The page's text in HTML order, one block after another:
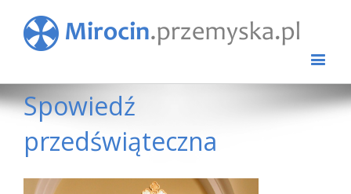
Spowiedź
przedświąteczna
View